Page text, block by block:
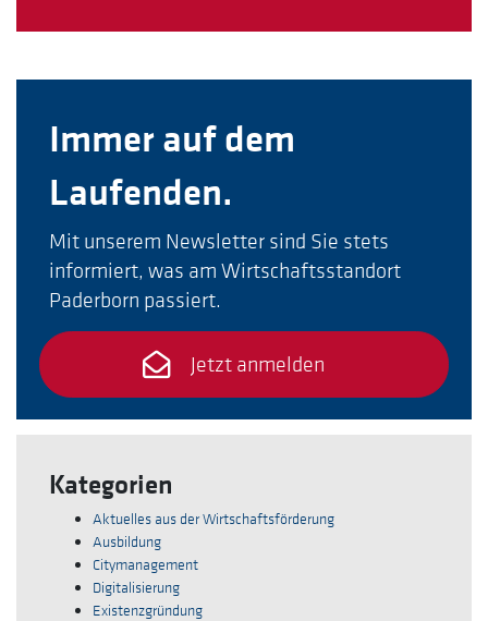
Immer auf dem
Laufenden.
Mit unserem Newsletter sind Sie stets
informiert, was am Wirtschaftsstandort
Paderborn passiert.
Jetzt anmelden
Kategorien
Aktuelles aus der Wirtschaftsförderung
Ausbildung
Citymanagement
Digitalisierung
Existenzgründung